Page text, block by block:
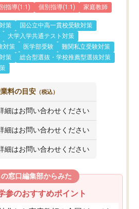
指導(1:1) 個別指導(1:1) 家庭教師
策
国公立中高一貫校受験対策
大学入学共通テスト対策
対策
医学部受験
難関私立受験対策
策
総合型選抜・学校推薦型選抜対策
料の目安 （税込）
細はお問い合わせください
細はお問い合わせください
細はお問い合わせください
窓口編集部からみた
参のおすすめポイント